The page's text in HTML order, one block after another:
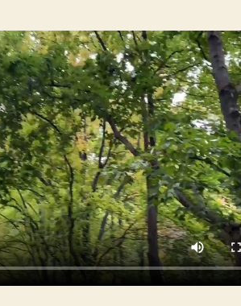
查
甜
心
包
養
網
石”
扶
荔
宮
相
逢
“植
物